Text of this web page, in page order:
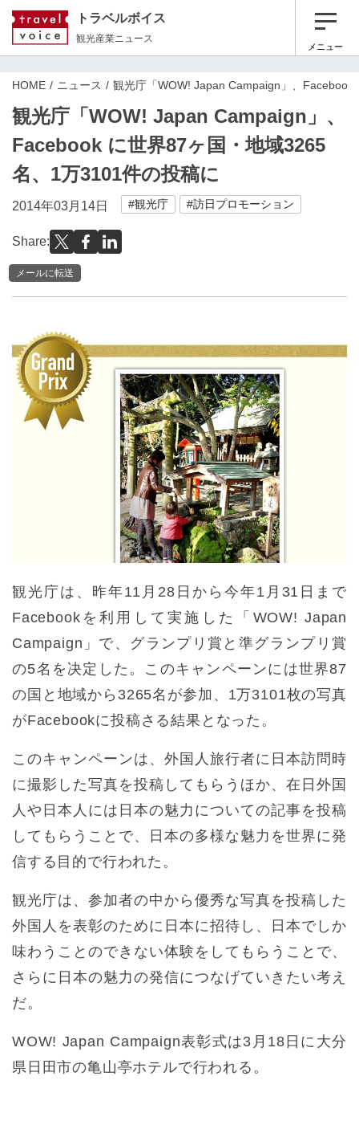
トラベルボイス
観光産業ニュース
メニュー
HOME ニュース 観光庁「WOW! Japan Campaign」、
観光庁「WOW! Japan Campaign」、
Facebook に世界87ヶ国・地域3265
名、1万3101件の投稿に
2014年03月14日 #観光庁 #訪日プロモーション
Share:
メールに転送
観光庁は、昨年11月28日から今年1月31日まで
Facebookを利用して実施した「WOW! Japan
Campaign」で、グランプリ賞と準グランプリ賞
の5名を决定した。このキャンペーンには世界87
の国と地域から3265名が参加、1万3101枚の写真
がFacebookに投稿さる結果となった。
このキャンペーンは、外国人旅行者に日本訪問時
に撮影した写真を投稿してもらうほか、在日外国
人や日本人には日本の魅力についての記事を投稿
してもらうことで、日本の多様な魅力を世界に発
信する目的で行われた。
観光庁は、参加者の中から優秀な写真を投稿した
外国人を表彰のために日本に招待し、日本でしか
味わうことのできない体験をしてもらうことで、
さらに日本の魅力の発信につなげていきたい考え
だ。
WOW! Japan Campaign表彰式は3月18日に大分
県日田市の亀山亭ホテルで行われる。